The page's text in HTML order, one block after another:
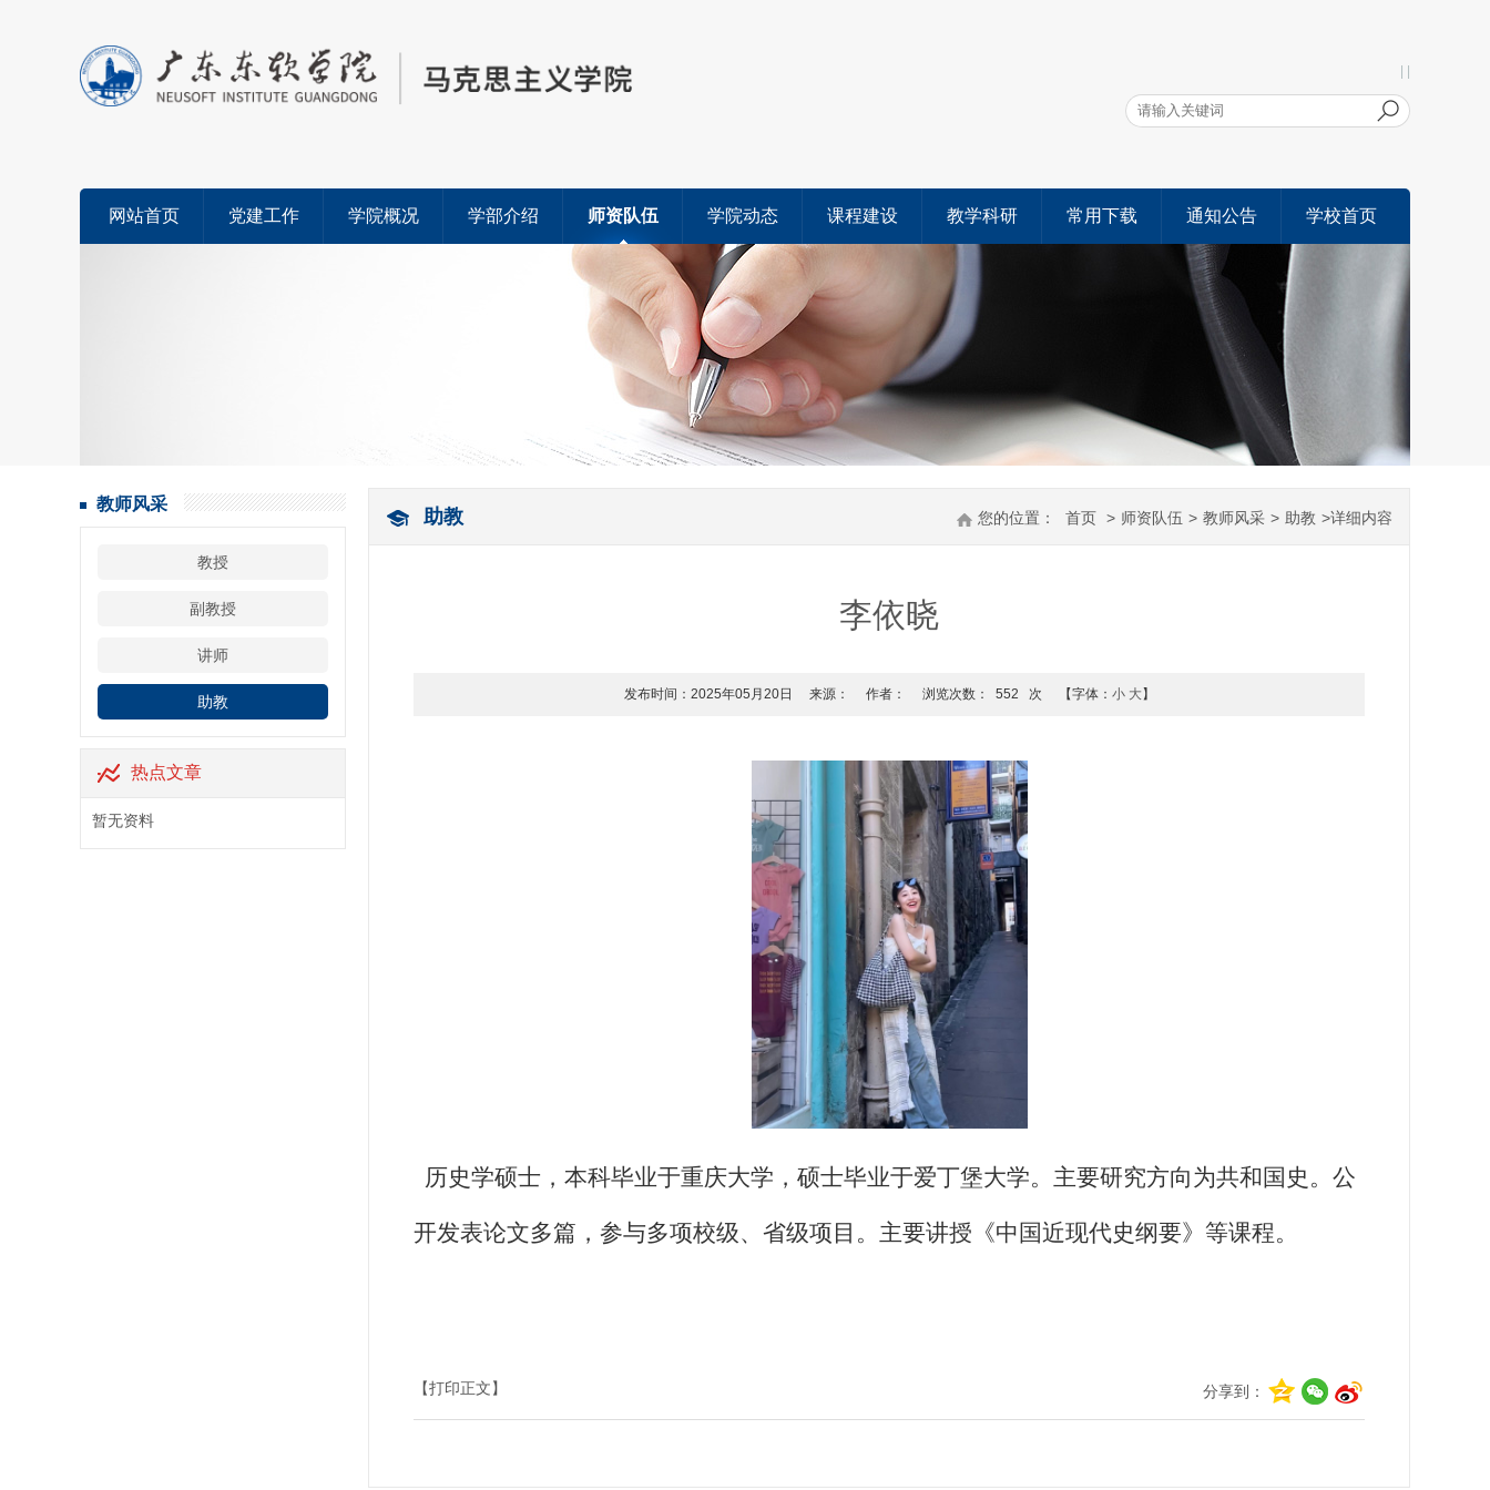
网站首页 党建工作 学院概况 学部介绍 师资队伍 学院动态 课程建设 教学科研 常用下载 通知公告 学校首页
教师风采
教授
副教授
讲师
助教
热点文章
暂无资料
您的位置： 首页 > 师资队伍 > 教师风采 > 助教 >详细内容
助教
李依晓
发布时间：2025年05月20日 来源： 作者： 浏览次数： 552 次 【字体： 小 大】
历史学硕士，本科毕业于重庆大学，硕士毕业于爱丁堡大学。主要研究方向为共和国史。公
开发表论文多篇，参与多项校级、省级项目。主要讲授《中国近现代史纲要》等课程。
分享到：
【打印正文】